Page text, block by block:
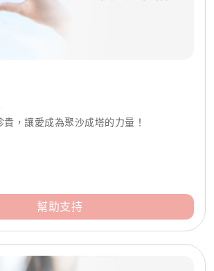
，讓愛成為聚沙成塔的力量！
幫助支持